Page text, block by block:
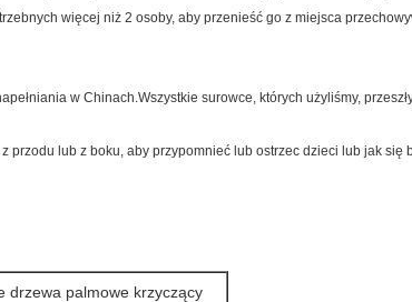
więcej niż 2 osoby, aby przenieść go z miejsca
w Chinach.Wszystkie surowce, których użyliśmy,
przodu lub z boku, aby przypomnieć lub ostrzec dzieci lub jak się
drzewa palmowe krzyczący